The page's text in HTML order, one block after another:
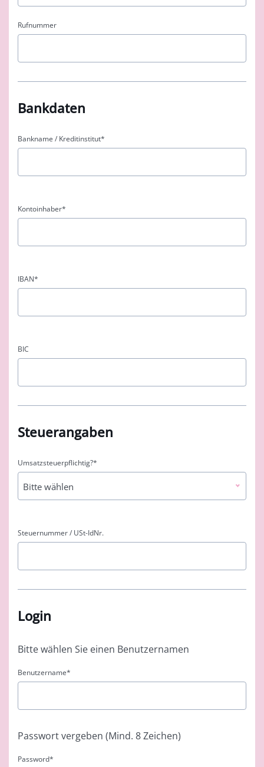
Rufnummer
Bankdaten
Bankname / Kreditinstitut*
Kontoinhaber*
IBAN*
BIC
Steuerangaben
Umsatzsteuerpflichtig?*
Bitte wählen
Steuernummer / USt-IdNr.
Login
Bitte wählen Sie einen Benutzernamen
Benutzername*
Passwort vergeben (Mind. 8 Zeichen)
Password*